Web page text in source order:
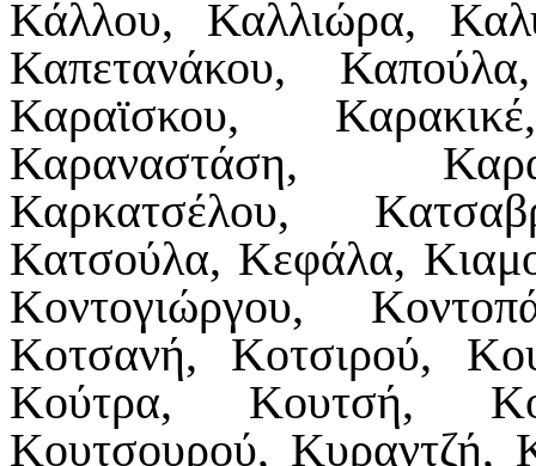
Κάλλου, Καλλιώρα,
Καπετανάκου,
Καραϊσκου,
Καραναστάση,
Καρκατσέλου,
Κατσούλα, Κεφάλα,
Κοντογιώργου,
Κοτσανή, Κοτσιρού,
Κούτρα, Κουτσή,
Κουτσουρού,